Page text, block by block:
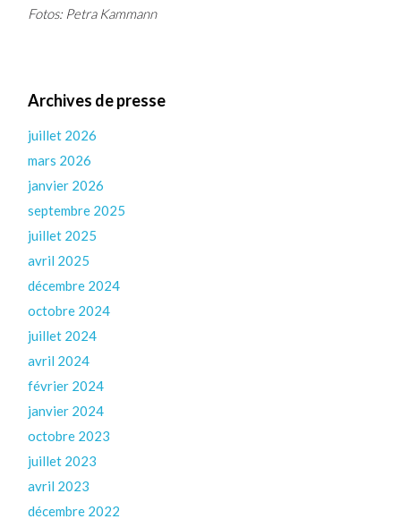
Fotos: Petra Kammann
Archives de presse
juillet 2026
mars 2026
janvier 2026
septembre 2025
juillet 2025
avril 2025
décembre 2024
octobre 2024
juillet 2024
avril 2024
février 2024
janvier 2024
octobre 2023
juillet 2023
avril 2023
décembre 2022